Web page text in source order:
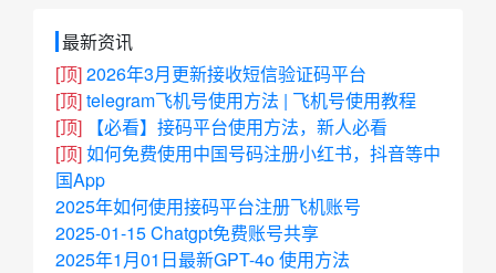
最新资讯
[顶]2026年3月更新接收短信验证码平台
[顶]telegram飞机号使用方法 | 飞机号使用教程
[顶]
【必看】接码平台使用方法，新人必看
[顶]如何免费使用中国号码注册小红书，抖音等中
国App
2025年如何使用接码平台注册飞机账号
2025-01-15 Chatgpt免费账号共享
2025年1月01日最新GPT-4o 使用方法